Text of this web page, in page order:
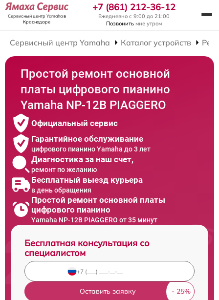
Сервисный центр Yamahaв
Краснодаре
+7 (861) 212-36-12
Ежедневно с 9:00 до 21:00
Позвонить мне утром
Сервисный центр Yamaha Каталог устройств
Простой ремонт основной
платы цифрового пианино
Yamaha NP-12B PIAGGERO
Официальный сервис
Гарантийное обслуживание
цифрового пианино Yamaha до 3 лет
Диагностика за наш счет,
ремонт по желанию
Бесплатный выезд курьера
в день обращения
Простой ремонт основной платы
цифрового пианино
Yamaha NP-12B PIAGGERO от 35 минут
Бесплатная консультация со
специалистом
Оставить заявку